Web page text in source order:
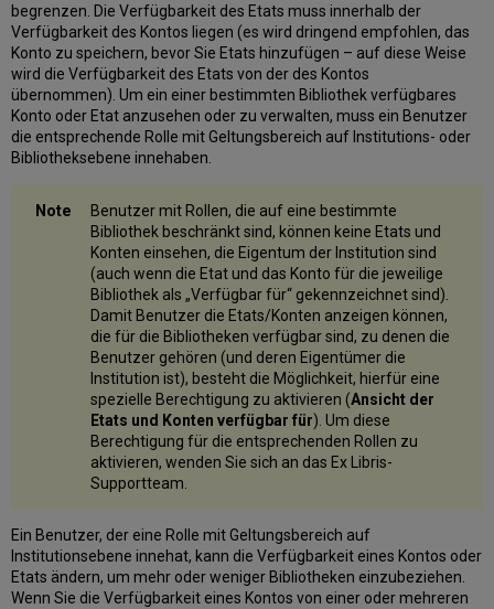
begrenzen. Die Verfügbarkeit des Etats muss innerhalb der
Verfügbarkeit des Kontos liegen (es wird dringend empfohlen, das
Konto zu speichern, bevor Sie Etats hinzufügen – auf diese Weise
wird die Verfügbarkeit des Etats von der des Kontos
übernommen). Um ein einer bestimmten Bibliothek verfügbares
Konto oder Etat anzusehen oder zu verwalten, muss ein Benutzer
die entsprechende Rolle mit Geltungsbereich auf Institutions- oder
Bibliotheksebene innehaben.
Benutzer mit Rollen, die auf eine bestimmte
Bibliothek beschränkt sind, können keine Etats und
Konten einsehen, die Eigentum der Institution sind
(auch wenn die Etat und das Konto für die jeweilige
Bibliothek als „Verfügbar für“ gekennzeichnet sind).
Damit Benutzer die Etats/Konten anzeigen können,
die für die Bibliotheken verfügbar sind, zu denen die
Benutzer gehören (und deren Eigentümer die
Institution ist), besteht die Möglichkeit, hierfür eine
spezielle Berechtigung zu aktivieren (Ansicht der
Etats und Konten verfügbar für). Um diese
Berechtigung für die entsprechenden Rollen zu
aktivieren, wenden Sie sich an das Ex Libris-
Supportteam.
Ein Benutzer, der eine Rolle mit Geltungsbereich auf
Institutionsebene innehat, kann die Verfügbarkeit eines Kontos oder
Etats ändern, um mehr oder weniger Bibliotheken einzubeziehen.
Wenn Sie die Verfügbarkeit eines Kontos von einer oder mehreren